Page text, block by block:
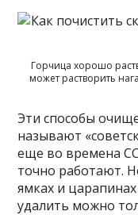
Горчица хорошо
может растворить
Эти способы
называют
еще во времена
точно работают.
ямках и
удалить можно